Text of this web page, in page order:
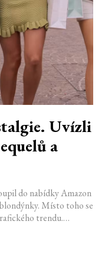
Uvízli
a
do nabídky Amazon
Místo toho se
trendu.
kina i streamovací